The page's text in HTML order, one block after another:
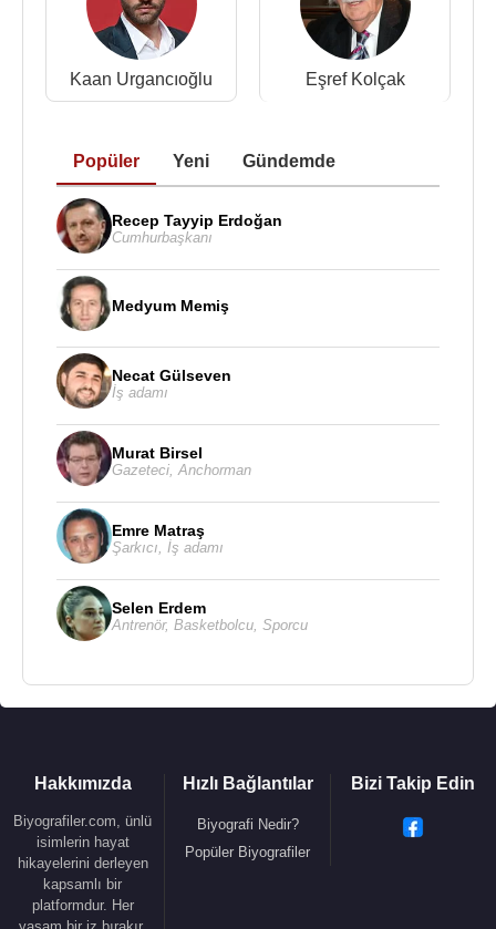
Kaan Urgancıoğlu Eşref Kolçak
Popüler Yeni Gündemde
Recep Tayyip Erdoğan
Cumhurbaşkanı
Medyum Memiş
Necat Gülseven
İş adamı
Murat Birsel
Gazeteci Anchorman
Emre Matraş
Şarkıcı İş adamı
Selen Erdem
Antrenör, Basketbolcu Sporcu
Hakkımızda
Biyografiler.com, ünlü
isimlerin hayat
hikayelerini derleyen
kapsamlı bir
platformdur. Her
Hızlı Bağlantılar
Biyografi Nedir?
Popüler Biyografiler
Bizi Takip Edin